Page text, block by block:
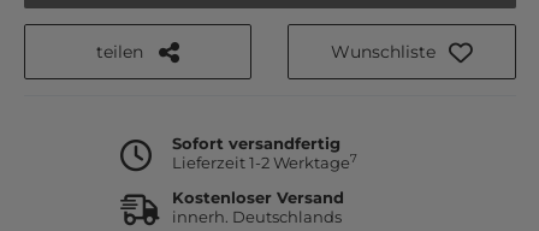
teilen Wunschliste
Sofort versandfertig
Lieferzeit 1-2 Werktage7
Kostenloser Versand
innerh. Deutschlands